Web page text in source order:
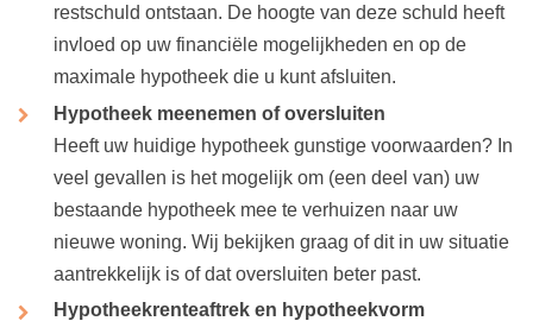
restschuld ontstaan. De hoogte van deze schuld heeft
invloed op uw financiële mogelijkheden en op de
maximale hypotheek die u kunt afsluiten.
Hypotheek meenemen of oversluiten
Heeft uw huidige hypotheek gunstige voorwaarden? In
veel gevallen is het mogelijk om (een deel van) uw
bestaande hypotheek mee te verhuizen naar uw
nieuwe woning. Wij bekijken graag of dit in uw situatie
aantrekkelijk is of dat oversluiten beter past.
Hypotheekrenteaftrek en hypotheekvorm